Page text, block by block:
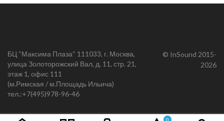
БЦ “Максима Плаза“ 111033, г. Москва,
улица Золоторожский Вал, д. 11, стр. 21,
этаж 1, офис 111
(м.Римская / м.Площадь Ильича)
тел.:+7(495)978-96-46
© InSound 2015-
2026
0